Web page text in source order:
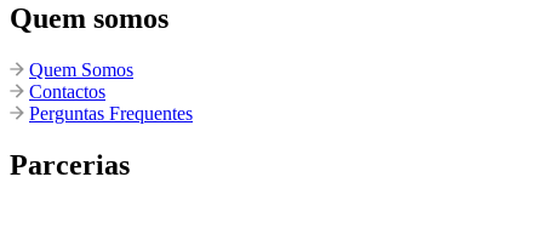
Quem somos
Quem Somos
Contactos
Perguntas Frequentes
Parcerias